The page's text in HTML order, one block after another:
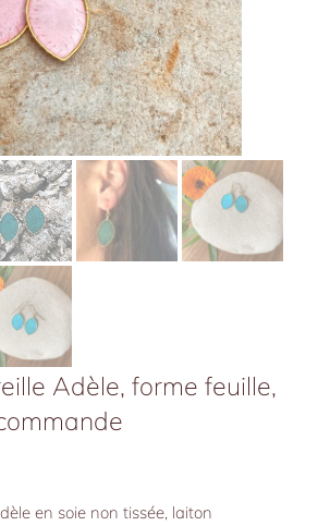
Adèle, forme feuille,
en soie non tissée, laiton